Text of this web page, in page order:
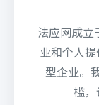
法应网成立
业和个人
型企业。
槛